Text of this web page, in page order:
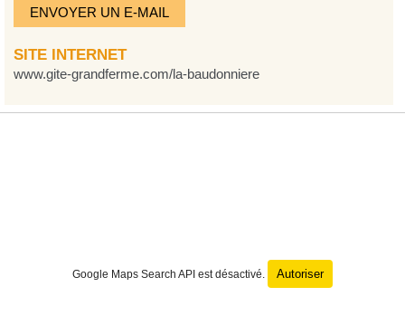
ENVOYER UN E-MAIL
SITE INTERNET
www.gite-grandferme.com/la-baudonniere
Google Maps Search API est désactivé. Autoriser